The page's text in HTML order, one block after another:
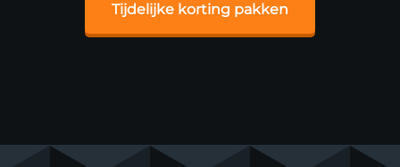
Tijdelijke korting pakken